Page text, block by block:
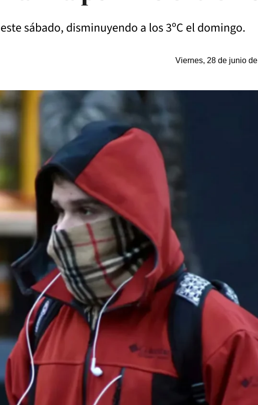
sábado, disminuyendo a los 3ºC el domingo.
Viernes, 28 de junio